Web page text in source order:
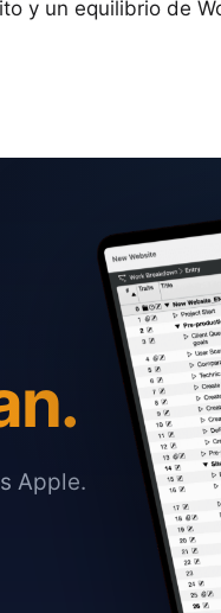
y un equilibrio de
Apple.